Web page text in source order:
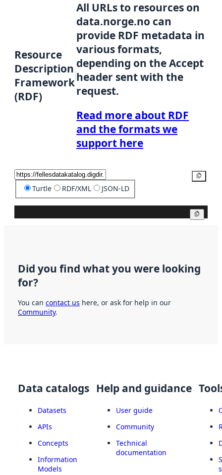
Resource
Description
Framework
(RDF)
All URLs to resources on
data.norge.no can
provide RDF metadata in
various formats,
depending on the Accept
header sent with the
request.
Read more about RDF
and the formats we
support here
Turtle RDF/XML JSON-LD
Did you find what you were looking
for?
You can contact us here, or ask for help in our
Community.
Data catalogs
Datasets
APIs
Concepts
Information
Models
Help and guidance
User guide
Community
Technical
documentation